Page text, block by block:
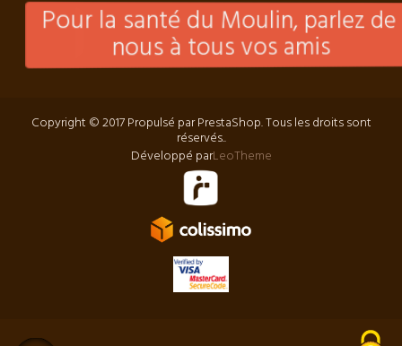
Pour VOTRE santé, pratiquez une
Pour la santé du Moulin, parlez de
nous à tous vos amis
Copyright © 2017 Propulsé par PrestaShop. Tous les droits sont
réservés..
Développé parLeoTheme